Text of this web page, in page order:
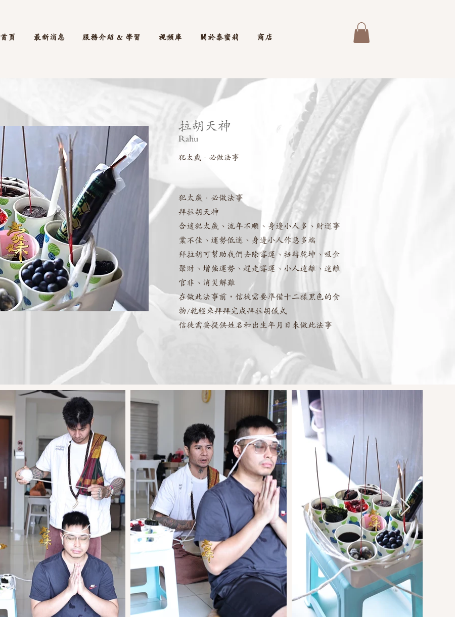
首頁 最新消息 服務介紹 & 學習 視頻庫 關於泰蜜莉 商店
拉胡天神
Rahu
犯太歲·必做法事
犯太歲·必做法事
拜拉胡天神
合適犯太歲、流年不順、身邊小人多、財運事
業不佳、運勢低迷、身邊小人作惡多端
拜拉胡可幫助我們去除霉運、扭轉乾坤、吸金
聚財、增強運勢、趕走霉運、小人遠離、遠離
官非、消災解難
在做此法事前，信徒需要準備十二樣黑色的食
物/乾糧來拜拜完成拜拉胡儀式
信徒需要提供姓名和出生年月日來做此法事